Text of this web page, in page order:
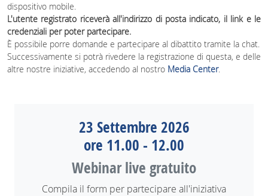
dispositivo mobile.
L'utente registrato riceverà all'indirizzo di posta indicato, il link e le
credenziali per poter partecipare.
È possibile porre domande e partecipare al dibattito tramite la chat.
Successivamente si potrà rivedere la registrazione di questa, e delle
altre nostre iniziative, accedendo al nostro Media Center.
23 Settembre 2026
ore 11.00 - 12.00
Webinar live gratuito
Compila il form per partecipare all'iniziativa